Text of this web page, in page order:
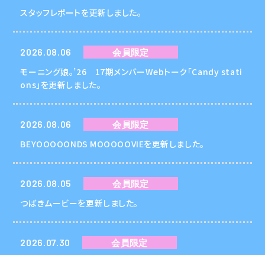
スタッフレポートを更新しました。
2026.08.06 会員限定
モーニング娘。’26 17期メンバーWebトーク「Candy stati
ons」を更新しました。
2026.08.06 会員限定
BEYOOOOONDS MOOOOOVIEを更新しました。
2026.08.05 会員限定
つばきムービーを更新しました。
2026.07.30 会員限定